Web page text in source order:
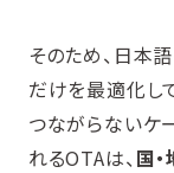
そのため、日本
だけを最適化し
つながらないケ
れるOTAは、国